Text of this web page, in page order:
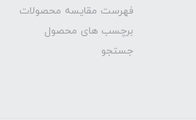
فهرست مقایسه محصولات
برچسب های محصول
جستجو